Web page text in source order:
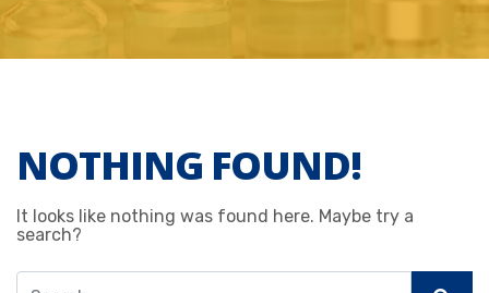
NOTHING FOUND!
It looks like nothing was found here. Maybe try a
search?